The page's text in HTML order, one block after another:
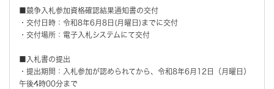
■競争入札参加資格確認結果通知書の交付
・交付日時：令和8年6月8日(月曜日)までに交付
・交付場所：電子入札システムにて交付
■入札書の提出
・提出期間：入札参加が認められてから、令和8年6月12日（月曜日）
午後4時00分まで